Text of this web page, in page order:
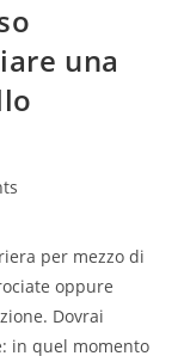
una
per mezzo di
oppure
Dovrai
in quel momento